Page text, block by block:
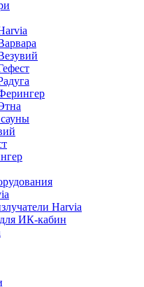
Harvia
ИК-кабин